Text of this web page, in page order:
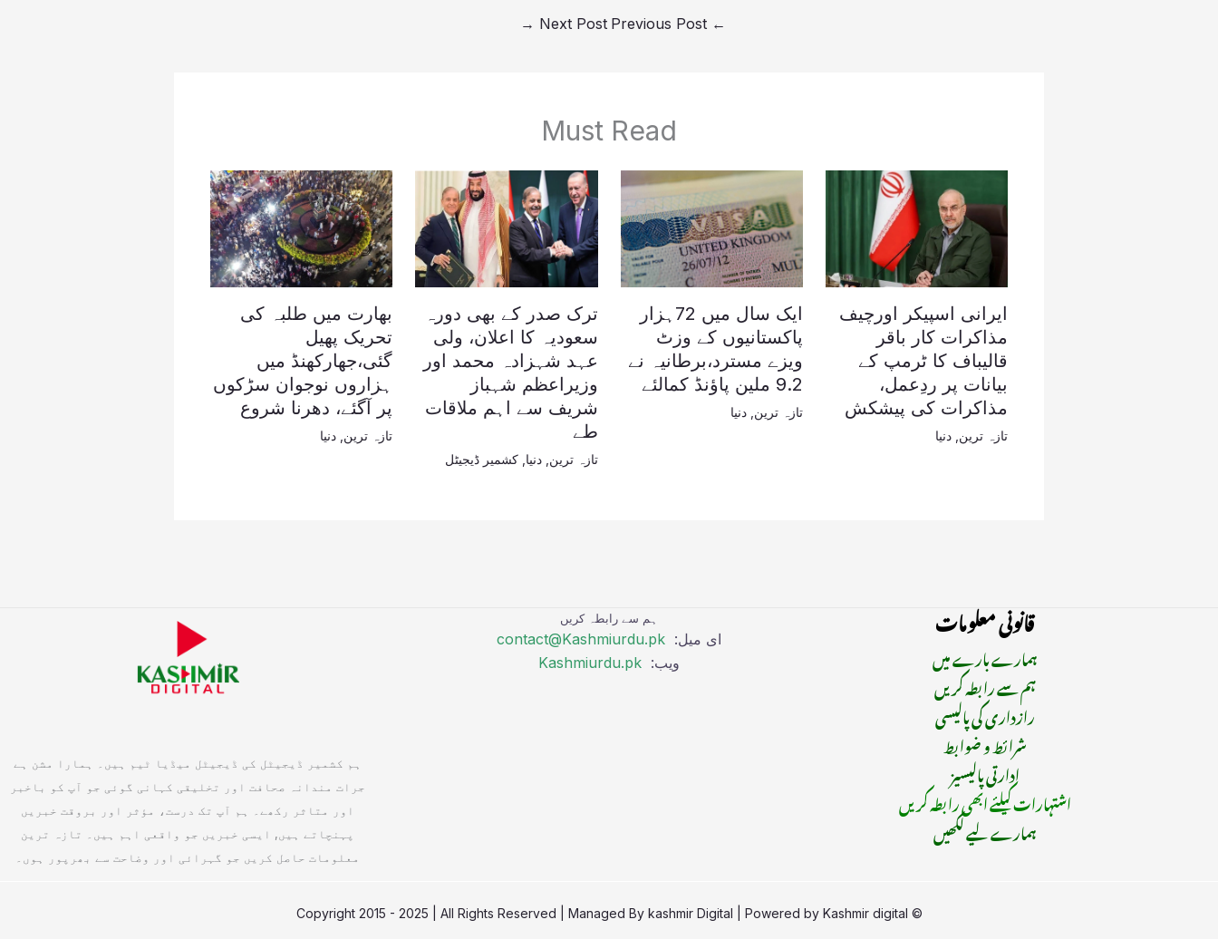
←
Next Post
→
Must Read
ایرانی اسپیکر اورچیف
مذاکرات کار باقر
قالیباف کا ٹرمپ کے
بیانات پر ردِعمل،
مذاکرات کی پیشکش
تازہ ترین دنیا
ایک سال میں 72ہزار
پاکستانیوں کے وزٹ
ویزے مسترد،برطانیہ نے
9.2 ملین پاؤنڈ کمالئے
تازہ ترین ,دنیا
ترک صدر کے بھی دورہ
سعودیہ کا اعلان، ولی
عہد شہزادہ محمد اور
وزیراعظم شہباز
شریف سے اہم ملاقات
طے
تازہ ترین ,دنیا ,کشمیر ڈیجیٹل
بھارت میں طلبہ کی
تحریک پھیل
گئی،جھارکھنڈ میں
ہزاروں نوجوان سڑکوں
پر آگئے، دھرنا شروع
تازہ ترین دنیا
قانونی معلومات
ہمارے بارے میں
ہم سے رابطہ کریں
رازداری کی پالیسی
شرائط و ضوابط
ادارتی پالیسیز
اشتہارات کیلئے ابھی رابطہ کریں
ہمارے لیے لکھیں
ہم سے رابطہ کریں
ای میل: contact@Kashmiurdu.pk
ویب: Kashmiurdu.pk
ہم کشمیر ڈیجیٹل کی ڈیجیٹل میڈیا ٹیم ہیں۔ ہمارا مشن ہے
جرات مندانہ صحافت اور تخلیقی کہانی گوئی جو آپ کو باخبر
اور متاثر رکھے۔ ہم آپ تک درست، مؤثر اور بروقت خبریں
پہنچاتے ہیں, ایسی خبریں جو واقعی اہم ہیں۔ تازہ ترین
معلومات حاصل کریں جو گہرائی اور وضاحت سے بھرپور ہوں۔
© Copyright 2015 - 2025 | All Rights Reserved | Managed By
kashmir Digital | Powered by Kashmir digital